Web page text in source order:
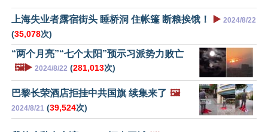
上海失业者露宿街头 睡桥洞 住帐篷 断粮挨饿！ ▶️ 2024/8/22
(35,078次)
“两个月亮”“七个太阳”预示习派势力败亡
🖼️▶️ 2024/8/22 (281,013次)
巴黎长荣酒店拒挂中共国旗 续集来了 🖼️
2024/8/21 (39,524次)